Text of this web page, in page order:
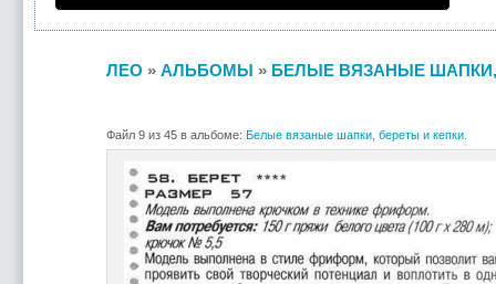
ЛЕО » АЛЬБОМЫ » БЕЛЫЕ ВЯЗАНЫЕ
Файл 9 из 45 в альбоме: Белые вязаные шапки, береты и кепки.